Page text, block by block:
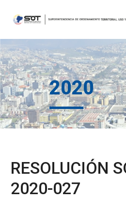
2020
RESOLUCIÓN
2020-027